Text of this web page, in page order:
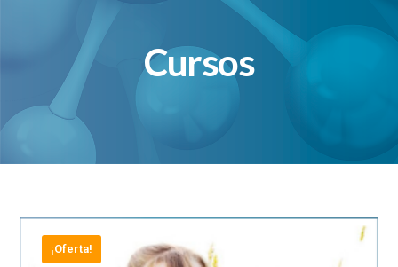
Cursos
¡Oferta!